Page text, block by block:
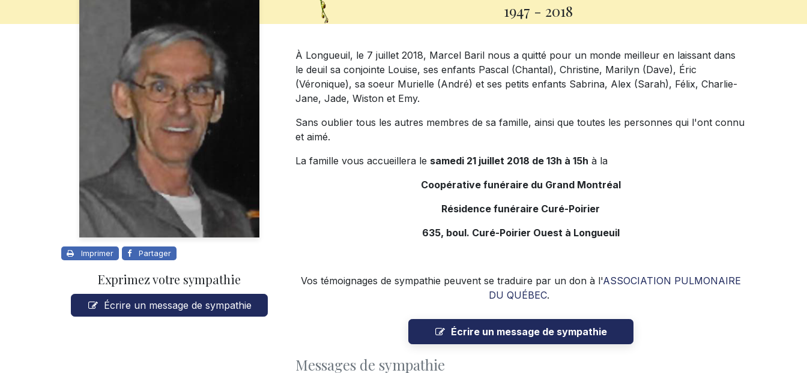
1947 - 2018
Imprimer Partager
Exprimez votre sympathie
Écrire un message de sympathie
À Longueuil, le 7 juillet 2018, Marcel Baril nous a quitté pour un monde meilleur en laissant dans
le deuil sa conjointe Louise, ses enfants Pascal (Chantal), Christine, Marilyn (Dave), Éric
(Véronique), sa soeur Murielle (André) et ses petits enfants Sabrina, Alex (Sarah), Félix, Charlie-
Jane, Jade, Wiston et Emy.
Sans oublier tous les autres membres de sa famille, ainsi que toutes les personnes qui l'ont connu
et aimé.
La famille vous accueillera le samedi 21 juillet 2018 de 13h à 15h à la
Coopérative funéraire du Grand Montréal
Résidence funéraire Curé-Poirier
635, boul. Curé-Poirier Ouest à Longueuil
Vos témoignages de sympathie peuvent se traduire par un don à l'ASSOCIATION PULMONAIRE
DU QUÉBEC.
Écrire un message de sympathie
Messages de sympathie